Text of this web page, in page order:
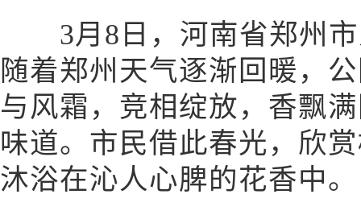
3月8日，河南省郑州市
随着郑州天气逐渐回暖，
与风霜，竞相绽放，香飘
味道。市民借此春光，欣
沐浴在沁人心脾的花香中。